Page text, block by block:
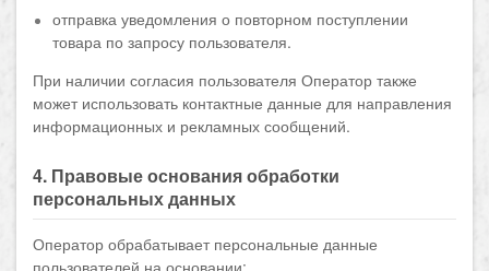
отправка уведомления о повторном поступлении
товара по запросу пользователя.
При наличии согласия пользователя Оператор также
может использовать контактные данные для направления
информационных и рекламных сообщений.
4. Правовые основания обработки
персональных данных
Оператор обрабатывает персональные данные
пользователей на основании: